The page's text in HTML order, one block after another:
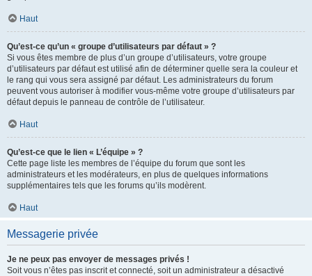
Haut
Qu’est-ce qu’un « groupe d’utilisateurs par défaut » ?
Si vous êtes membre de plus d’un groupe d’utilisateurs, votre groupe
d’utilisateurs par défaut est utilisé afin de déterminer quelle sera la couleur et
le rang qui vous sera assigné par défaut. Les administrateurs du forum
peuvent vous autoriser à modifier vous-même votre groupe d’utilisateurs par
défaut depuis le panneau de contrôle de l’utilisateur.
Haut
Qu’est-ce que le lien « L’équipe » ?
Cette page liste les membres de l’équipe du forum que sont les
administrateurs et les modérateurs, en plus de quelques informations
supplémentaires tels que les forums qu’ils modèrent.
Haut
Messagerie privée
Je ne peux pas envoyer de messages privés !
Soit vous n’êtes pas inscrit et connecté, soit un administrateur a désactivé